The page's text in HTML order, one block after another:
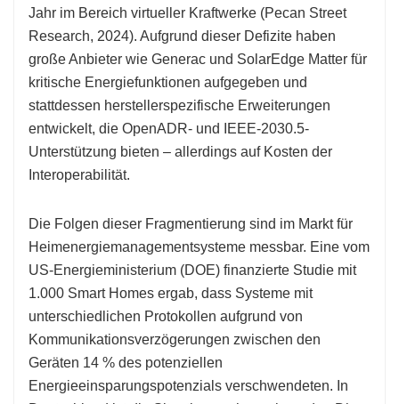
Jahr im Bereich virtueller Kraftwerke (Pecan Street
Research, 2024). Aufgrund dieser Defizite haben
große Anbieter wie Generac und SolarEdge Matter für
kritische Energiefunktionen aufgegeben und
stattdessen herstellerspezifische Erweiterungen
entwickelt, die OpenADR- und IEEE-2030.5-
Unterstützung bieten – allerdings auf Kosten der
Interoperabilität.
Die Folgen dieser Fragmentierung sind im Markt für
Heimenergiemanagementsysteme messbar. Eine vom
US-Energieministerium (DOE) finanzierte Studie mit
1.000 Smart Homes ergab, dass Systeme mit
unterschiedlichen Protokollen aufgrund von
Kommunikationsverzögerungen zwischen den
Geräten 14 % des potenziellen
Energieeinsparungspotenzials verschwendeten. In